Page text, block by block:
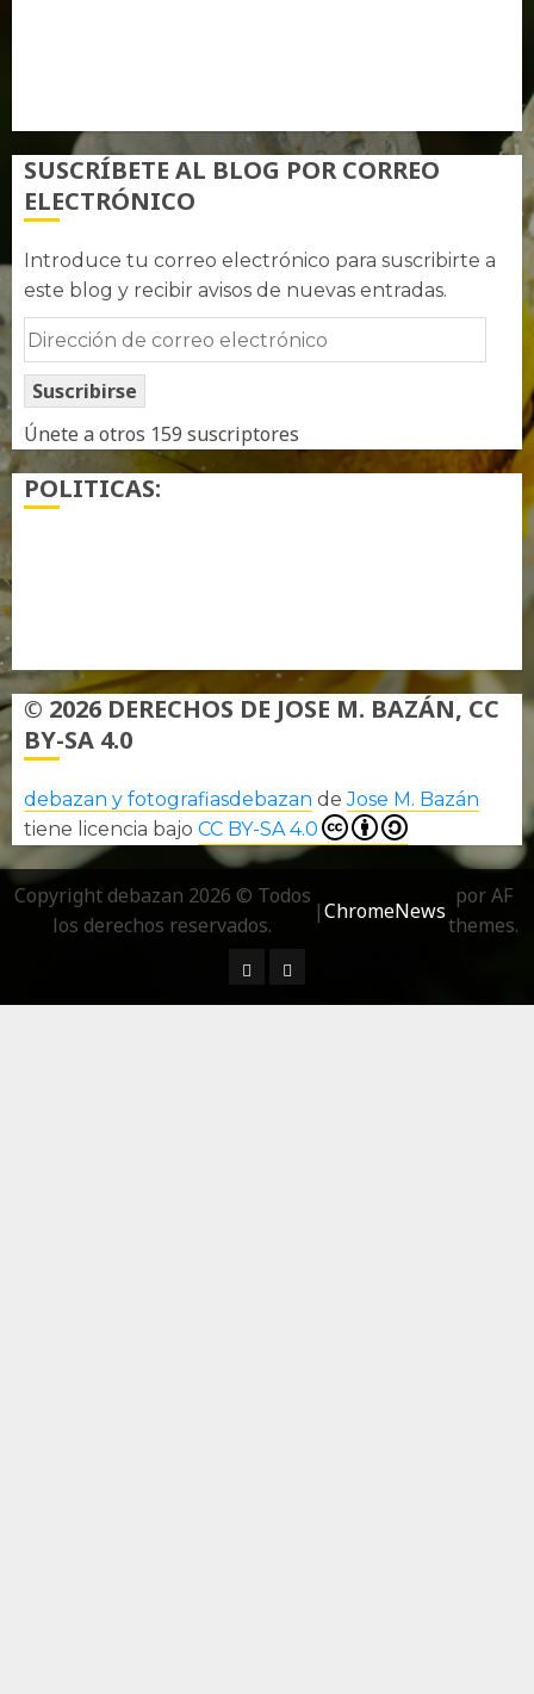
SUSCRÍBETE AL BLOG POR CORREO
ELECTRÓNICO
Introduce tu correo electrónico para suscribirte a
este blog y recibir avisos de nuevas entradas.
Dirección
de
correo
electrónico
Suscribirse
Únete a otros 159 suscriptores
POLITICAS:
© 2026 DERECHOS DE JOSE M. BAZÁN, CC
BY-SA 4.0
debazan y fotografiasdebazan deJose M. Bazán
tiene licencia bajo CC BY-SA 4.0
Copyright debazan 2026 © Todos
los derechos reservados.
|ChromeNews
por AF
themes.
¿ Quién soy…?
Más información sobre las